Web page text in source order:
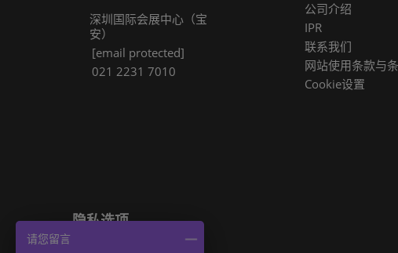
深圳国际会展中心（宝
安）
[email protected]
021 2231 7010
公司介绍
IPR
联系我们
网站使用条款与
Cookie设置
隐私选项
Cookie政策
请您留言